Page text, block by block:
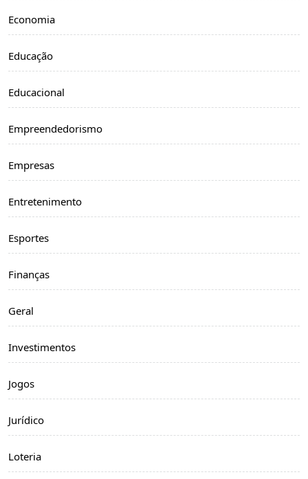
Economia
Educação
Educacional
Empreendedorismo
Empresas
Entretenimento
Esportes
Finanças
Geral
Investimentos
Jogos
Jurídico
Loteria